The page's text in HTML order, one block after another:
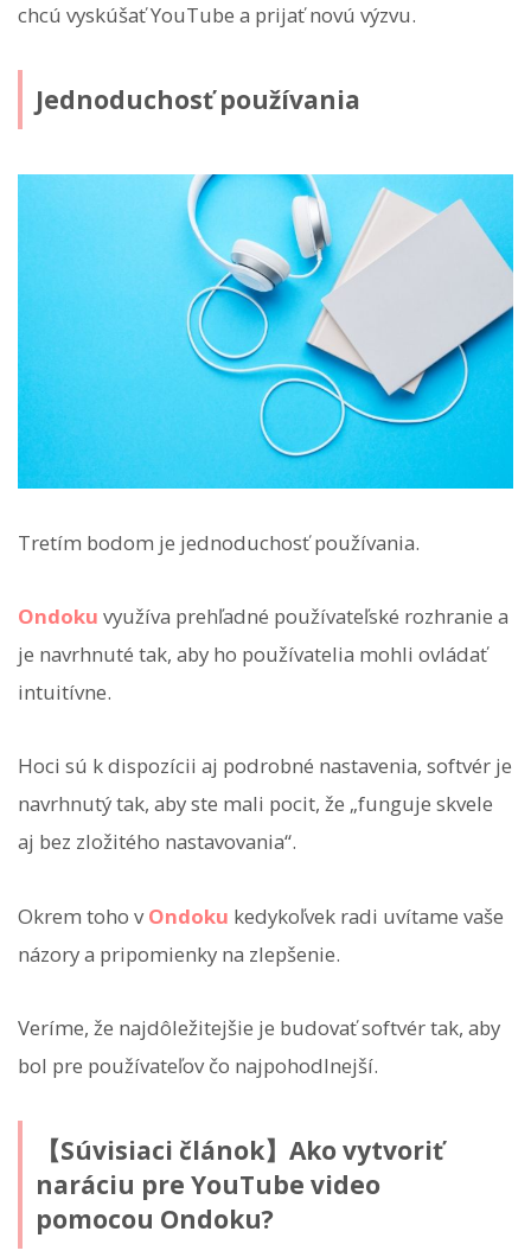
chcú vyskúšať YouTube a prijať novú výzvu.
Jednoduchosť používania
Tretím bodom je jednoduchosť používania.
Ondoku využíva prehľadné používateľské rozhranie a
je navrhnuté tak, aby ho používatelia mohli ovládať
intuitívne.
Hoci sú k dispozícii aj podrobné nastavenia, softvér je
navrhnutý tak, aby ste mali pocit, že „funguje skvele
aj bez zložitého nastavovania“.
Okrem toho vOndoku kedykoľvek radi uvítame vaše
názory a pripomienky na zlepšenie.
Veríme, že najdôležitejšie je budovať softvér tak, aby
bol pre používateľov čo najpohodlnejší.
【Súvisiaci článok】Ako vytvoriť
naráciu pre YouTube video
pomocou Ondoku?